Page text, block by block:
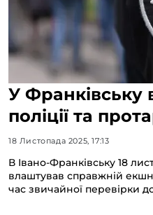
У Франківську
поліції та
18 Листопада 2025, 17:13
В Івано-Франківську 18
влаштував справжній
час звичайної перевірки